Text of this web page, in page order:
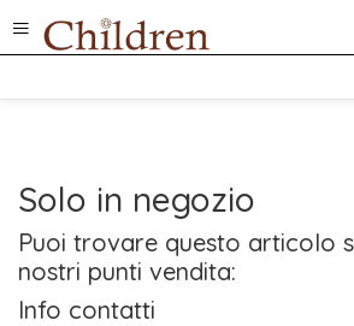
Solo in negozio
Puoi trovare questo articolo
nostri punti vendita:
Info contatti